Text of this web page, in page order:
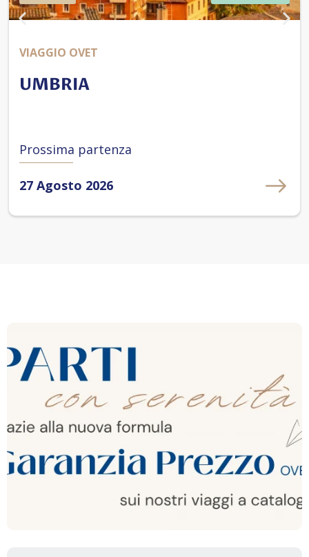
VIAGGIO OVET
UMBRIA
Prossima partenza
27 Agosto 2026